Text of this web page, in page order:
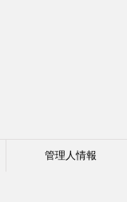
管理人情報